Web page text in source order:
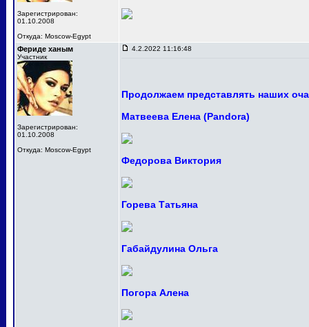
Зарегистрирован:
01.10.2008
Откуда: Moscow-Egypt
Фериде ханым
Участник
Зарегистрирован:
01.10.2008
Откуда: Moscow-Egypt
4.2.2022 11:16:48
Продолжаем представлять наших
Матвеева Елена (Pandora)
Федорова Виктория
Горева Татьяна
Габайдулина Ольга
Погора Алена